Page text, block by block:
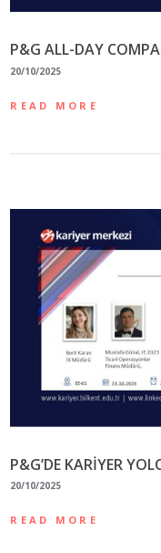
P&G ALL-DAY
20/10/2025
READ MORE
P&G’DE KARİYER
20/10/2025
READ MORE